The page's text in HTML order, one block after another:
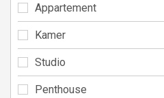
Appartement
Kamer
Studio
Penthouse